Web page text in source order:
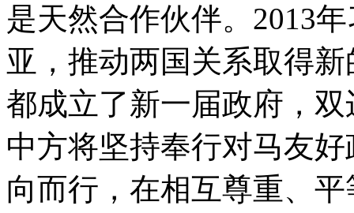
是天然合作伙伴。2013
亚，推动两国关系取得
都成立了新一届政府，
中方将坚持奉行对马友
向而行，在相互尊重、